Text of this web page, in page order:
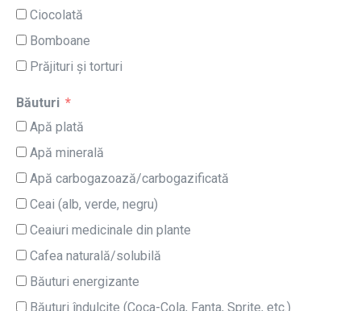
Ciocolată
Bomboane
Prăjituri și torturi
Băuturi
Apă plată
Apă minerală
Apă carbogazoază/carbogazificată
Ceai (alb, verde, negru)
Ceaiuri medicinale din plante
Cafea naturală/solubilă
Băuturi energizante
Băuturi îndulcite (Coca-Cola, Fanta, Sprite, etc.)